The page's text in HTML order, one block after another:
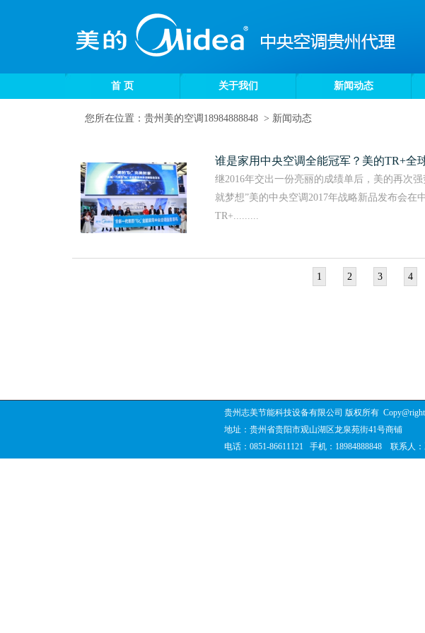
首 页 关于我们 新闻动态
您所在位置： 贵州美的空调18984888848 > 新闻动态
谁是家用中央空调全能冠军？美的TR+全
继2016年交出一份亮丽的成绩单后，美的再次
就梦想”美的中央空调2017年战略新品发布会在
TR+.........
1 2 3 4
贵州志美节能科技设备有限公司 版权所有 Copy@right
地址：贵州省贵阳市观山湖区龙泉苑街41号商铺
电话：0851-86611121 手机：18984888848 联系人